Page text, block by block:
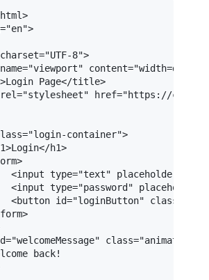
html>
="en">
charset="UTF-8">
name="viewport" content=
>Login Page</title>
rel="stylesheet" href="https://
="login-container">
>Login</h1>
>
<input type="text" placeholder
<input type="password" placeholder
<button id="loginButton" class
form>
="welcomeMessage" class=
back!